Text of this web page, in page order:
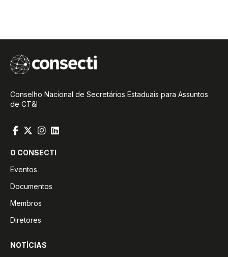
Conselho Nacional de Secretários Estaduais para Assuntos
de CT&I
O CONSECTI
Eventos
Documentos
Membros
Diretores
NOTÍCIAS